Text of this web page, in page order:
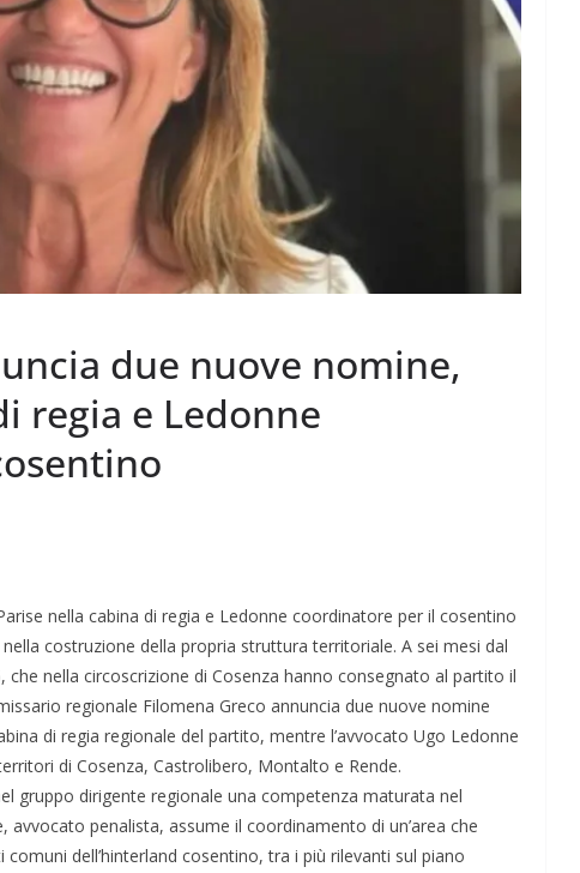
due nuove nomine,
regia e Ledonne
nella cabina di regia e Ledonne coordinatore per il cosentino
costruzione della propria struttura territoriale. A sei mesi dal
nella circoscrizione di Cosenza hanno consegnato al partito il
regionale Filomena Greco annuncia due nuove nomine
di regia regionale del partito, mentre l’avvocato Ugo Ledonne
di Cosenza, Castrolibero, Montalto e Rende.
gruppo dirigente regionale una competenza maturata nel
penalista, assume il coordinamento di un’area che
dell’hinterland cosentino, tra i più rilevanti sul piano